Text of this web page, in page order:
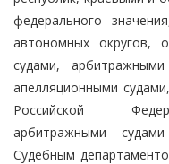
федерального
автономных округов,
судами,
апелляционными
Российской
арбитражными
Судебным